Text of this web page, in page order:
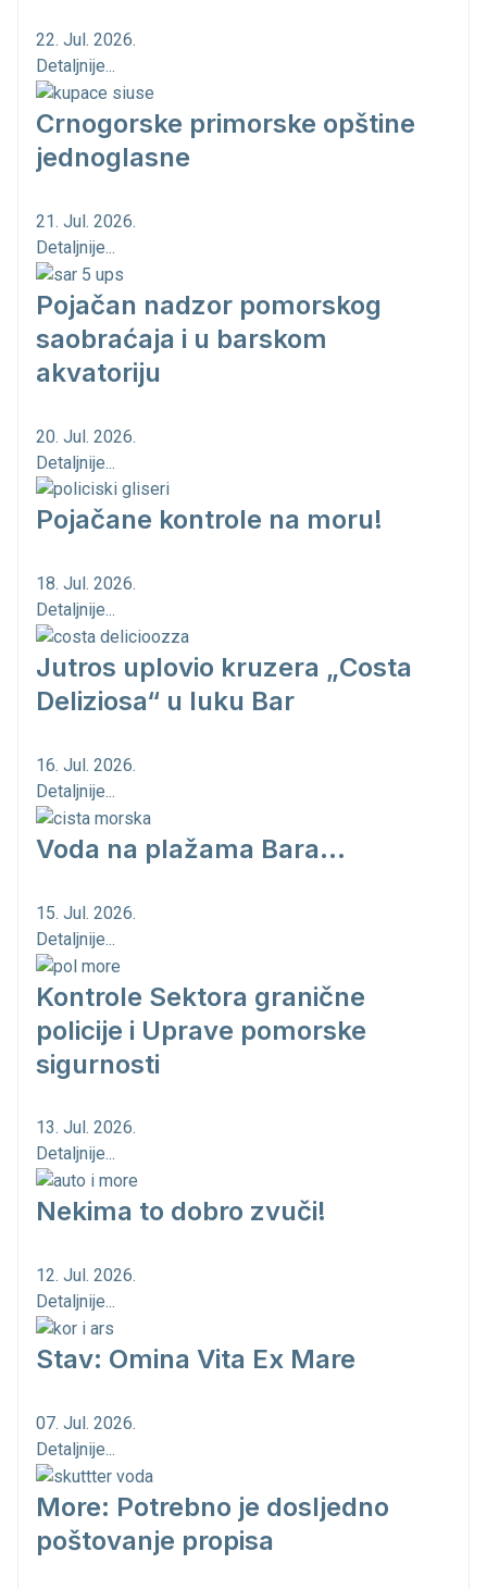
22. Jul. 2026.
Detaljnije...
Crnogorske primorske opštine
jednoglasne
21. Jul. 2026.
Detaljnije...
Pojačan nadzor pomorskog
saobraćaja i u barskom
akvatoriju
20. Jul. 2026.
Detaljnije...
Pojačane kontrole na moru!
18. Jul. 2026.
Detaljnije...
Jutros uplovio kruzera „Costa
Deliziosa“ u luku Bar
16. Jul. 2026.
Detaljnije...
Voda na plažama Bara...
15. Jul. 2026.
Detaljnije...
Kontrole Sektora granične
policije i Uprave pomorske
sigurnosti
13. Jul. 2026.
Detaljnije...
Nekima to dobro zvuči!
12. Jul. 2026.
Detaljnije...
Stav: Omina Vita Ex Mare
07. Jul. 2026.
Detaljnije...
More: Potrebno je dosljedno
poštovanje propisa